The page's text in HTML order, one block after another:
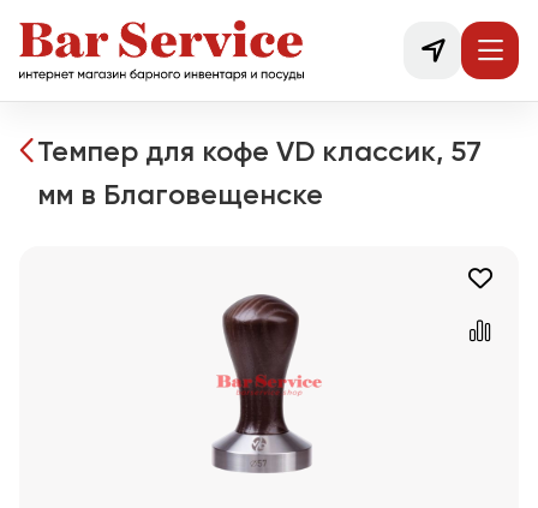
Темпер для кофе VD классик, 57
мм в Благовещенске